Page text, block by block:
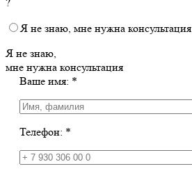
Я не знаю, мне нужна консультация
Я не знаю,
мне нужна консультация
Ваше имя: *
Телефон: *